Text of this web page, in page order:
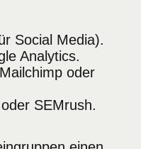
Social Media).
Analytics.
oder
SEMrush.